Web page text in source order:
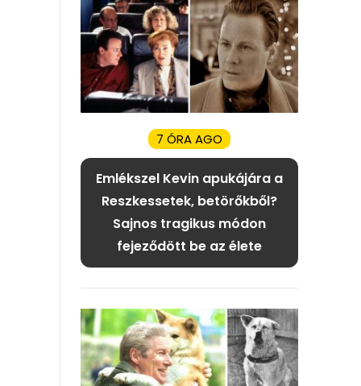
7 ÓRA AGO
Emlékszel Kevin apukájára a
Reszkessetek, betörőkből?
Sajnos tragikus módon
fejeződött be az élete